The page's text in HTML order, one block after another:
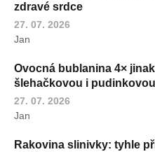
zdravé srdce
27. 07. 2026
Jan
Ovocná bublanina 4×
šlehačkovou i pudinkovou
27. 07. 2026
Jan
Rakovina slinivky: tyhle